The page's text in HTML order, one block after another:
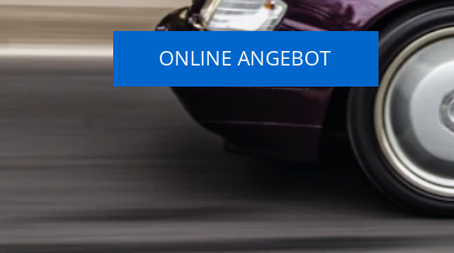
ONLINE ANGEBOT